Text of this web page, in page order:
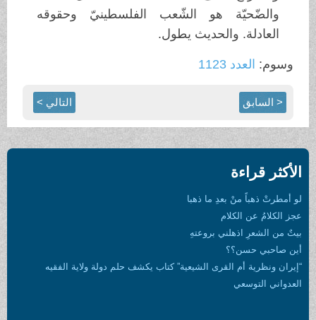
والضّحيّة هو الشّعب الفلسطينيّ وحقوقه
العادلة. والحديث يطول.
وسوم:العدد 1123
< السابق التالي >
الأكثر قراءة
لو أمطرتْ ذهباً منْ بعدِ ما ذهبا
عجز الكلامُ عن الكلام
بيتٌ من الشعرِ اذهلني بروعتهِ
أين صاحبي حسن؟؟
“إيران ونظرية أم القرى الشيعية” كتاب يكشف حلم دولة ولاية الفقيه
العدواني التوسعي